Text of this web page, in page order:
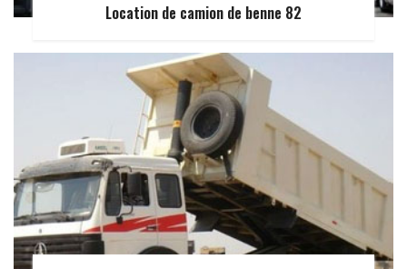
Location de camion de benne 82